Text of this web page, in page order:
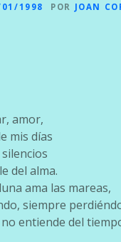
1998 POR JOAN
amor,
mis días
del alma.
ama las mareas,
siempre
entiende del